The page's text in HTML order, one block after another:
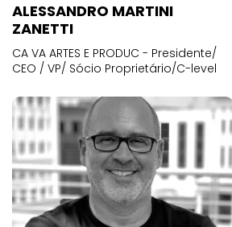
ALESSANDRO MARTINI
ZANETTI
CA VA ARTES E PRODUC - Presidente/
CEO / VP/ Sócio Proprietário/C-level